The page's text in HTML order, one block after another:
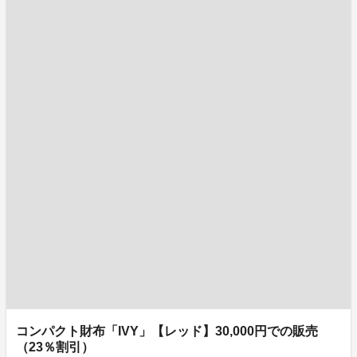
コンパクト財布「IVY」【レッド】30,000円での販売
（23％割引）